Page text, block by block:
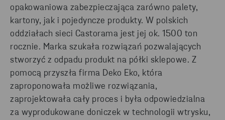
opakowaniowa zabezpieczająca zarówno palety,
kartony, jak i pojedyncze produkty. W polskich
oddziałach sieci Castorama jest jej ok. 1500 ton
rocznie. Marka szukała rozwiązań pozwalających
stworzyć z odpadu produkt na półki sklepowe. Z
pomocą przyszła firma Deko Eko, która
zaproponowała możliwe rozwiązania,
zaprojektowała cały proces i była odpowiedzialna
za wyprodukowane doniczek w technologii wtrysku,